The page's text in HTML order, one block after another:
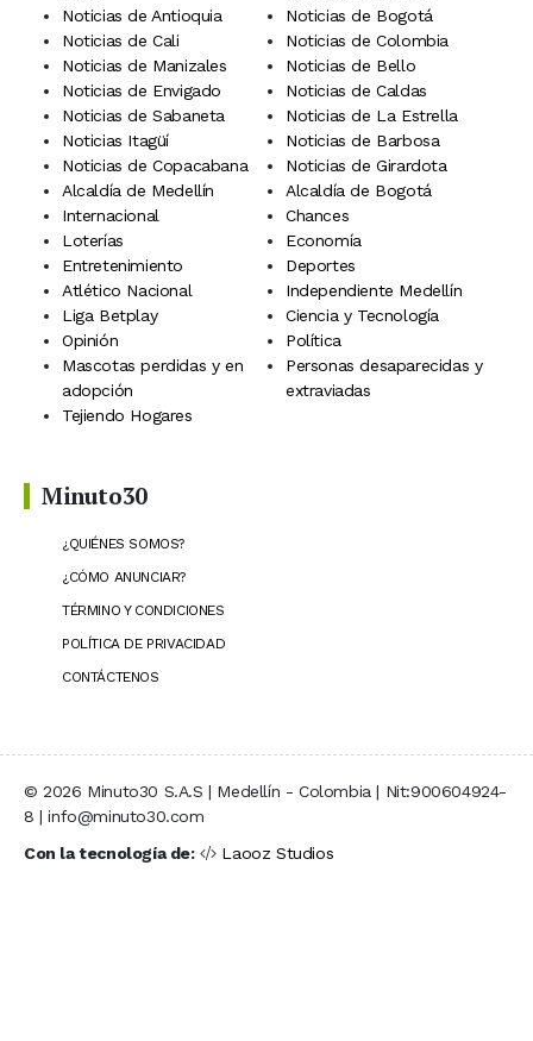
Noticias de Antioquia
Noticias de Bogotá
Noticias de Cali
Noticias de Colombia
Noticias de Manizales
Noticias de Bello
Noticias de Envigado
Noticias de Caldas
Noticias de Sabaneta
Noticias de La Estrella
Noticias Itagüí
Noticias de Barbosa
Noticias de Copacabana
Noticias de Girardota
Alcaldía de Medellín
Alcaldía de Bogotá
Internacional
Chances
Loterías
Economía
Entretenimiento
Deportes
Atlético Nacional
Independiente Medellín
Liga Betplay
Ciencia y Tecnología
Opinión
Política
Mascotas perdidas y en
adopción
Personas desaparecidas y
extraviadas
Tejiendo Hogares
Minuto30
¿QUIÉNES SOMOS?
¿CÓMO ANUNCIAR?
TÉRMINO Y CONDICIONES
POLÍTICA DE PRIVACIDAD
CONTÁCTENOS
© 2026 Minuto30 S.A.S | Medellín - Colombia | Nit:900604924-
8 | info@minuto30.com
Con la tecnología de:
Laooz Studios